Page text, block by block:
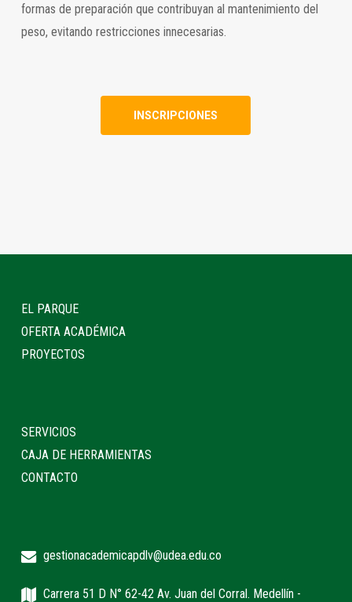
formas de preparación que contribuyan al mantenimiento del
peso, evitando restricciones innecesarias.
INSCRIPCIONES
EL PARQUE
OFERTA ACADÉMICA
PROYECTOS
SERVICIOS
CAJA DE HERRAMIENTAS
CONTACTO
gestionacademicapdlv@udea.edu.co
Carrera 51 D N° 62-42 Av. Juan del Corral. Medellín -